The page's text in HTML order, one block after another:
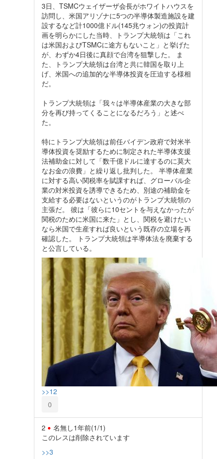
3日、TSMCウェイザーザ会長がホワイトハウスを
訪問し、米国アリゾナに5つの半導体製造施設を建
設するなど計1000億ドル(145兆ウォン)の投資計
画を明らかにした当時、トランプ大統領は「これ
は米国およびTSMCに途方もないこと」と挙げた
が、わずか4日後に真顔で台湾を狙撃した。 ま
た、トランプ大統領は台湾と共に韓国を取り上
げ、米国への追加的な半導体投資を圧迫する様相
だ。
トランプ大統領は「我々は半導体産業の大きな部
分を再び持ってくることになるだろう」と述べ
た。
特にトランプ大統領は前任バイデン政府で対米半
導体投資を奨励するために制定された半導体支援
法補助金に対して「数千億ドルに達するのに莫大
なお金の浪費」と繰り返し批判した。 半導体産業
に対する高い関税率を賦課すれば、グローバル企
業の対米投資を誘導できるため、別途の補助金を
支給する必要はないというのがトランプ大統領の
主張だ。 彼は「彼らに10セントを与えなかったが
関税のために米国に来た」とし、関税を避けたい
なら米国で生産すれば良いという既存の立場を再
確認した。 トランプ大統領は半導体法を廃棄する
と公言している。
>>12
0
2 名無し1年前(1/1)
このレスは削除されています
>>3